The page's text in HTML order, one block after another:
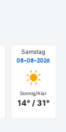
Samstag
08-08-2026
Sonnig/Klar
14° / 31°